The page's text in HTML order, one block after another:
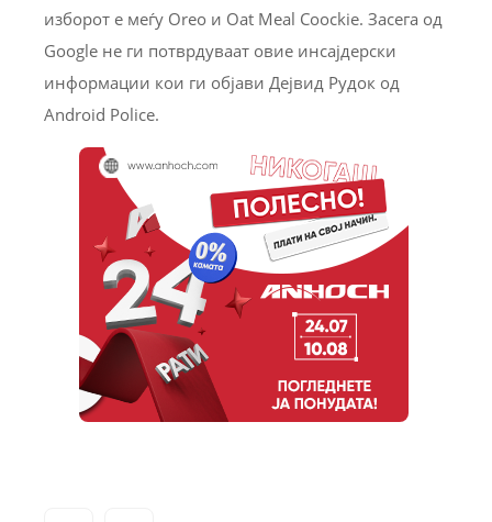
изборот е меѓу Oreo и Oat Meal Coockie. Засега од
Google не ги потврдуваат овие инсајдерски
информации кои ги објави Дејвид Рудок од
Android Police.